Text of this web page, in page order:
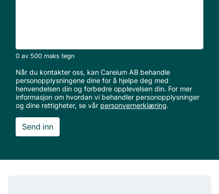
0 av 500 maks tegn
Når du kontakter oss, kan Careium AB behandle
personopplysningene dine for å hjelpe deg med
henvendelsen din og forbedre opplevelsen din. For mer
informasjon om hvordan vi behandler personopplysninger
og dine rettigheter, se vår personvernerklæring.